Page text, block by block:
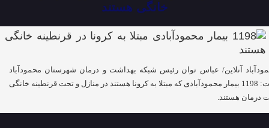
خانگی هستند
آنلاین/ عباس توان رئیس شبکه بهداشت و درمان شهرستان محمودآباد
گفت: 1198 بیمار محمودآبادی که مبتلا به کرونا هستند در منازل و تحت قرنطینه خانگی
درمان هستند.